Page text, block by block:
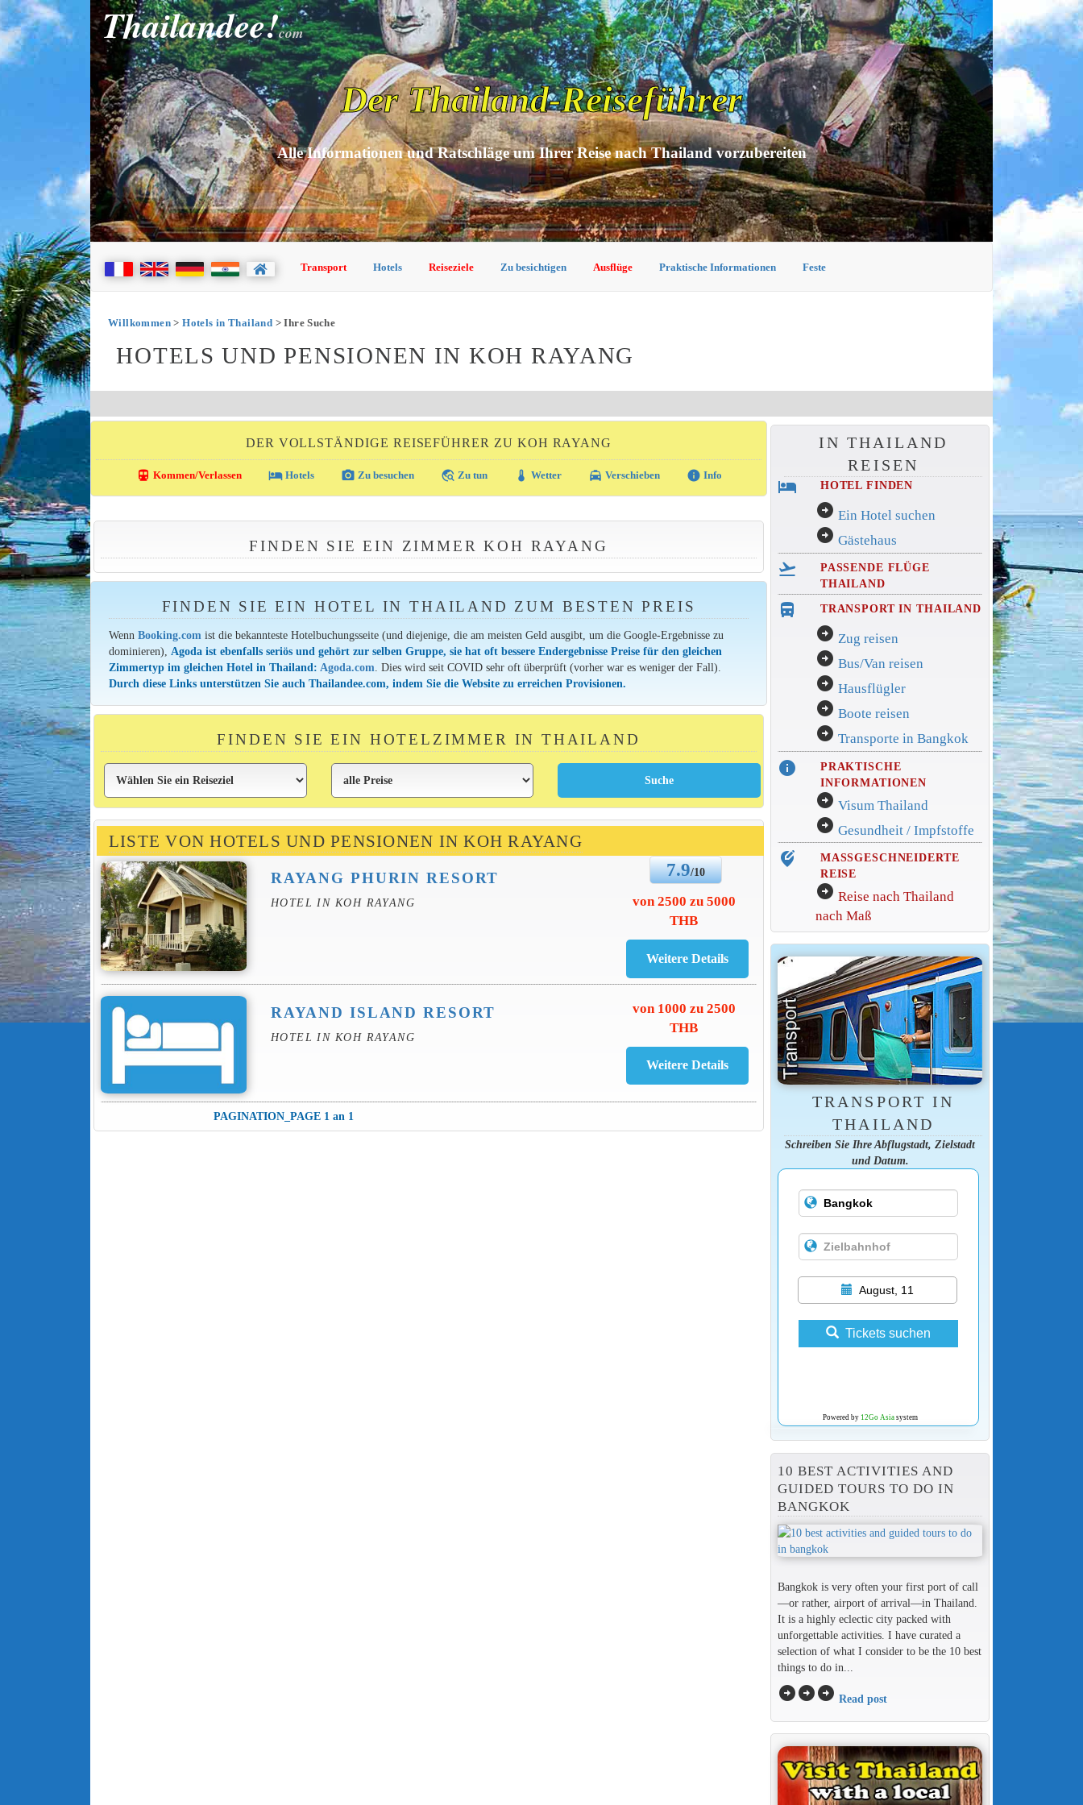
Thailandee!com
Der Thailand-Reiseführer
Alle Informationen und Ratschläge um Ihrer Reise nach Thailand vorzubereiten
Transport Hotels Reiseziele Zu besichtigen Ausflüge Praktische Informationen Feste
Willkommen>Hotels in Thailand > Ihre Suche
HOTELS UND PENSIONEN IN KOH RAYANG
DER VOLLSTÄNDIGE REISEFÜHRER ZU KOH RAYANG
directions_transit Kommen/Verlassen local_hotelHotels photo_camera Zu besuchen travel_explore Zu tun thermostat Wetter local_taxi Verschieben info Info
FINDEN SIE EIN ZIMMER KOH RAYANG
FINDEN SIE EIN HOTEL IN THAILAND ZUM BESTEN PREIS
WennBooking.comist die bekannteste Hotelbuchungsseite (und diejenige, die am meisten Geld ausgibt, um die Google-Ergebnisse zu
dominieren), Agoda ist ebenfalls seriös und gehört zur selben Gruppe, sie hat oft bessere Endergebnisse Preise für den gleichen
Zimmertyp im gleichen Hotel in Thailand: Agoda.com . Dies wird seit COVID sehr oft überprüft (vorher war es weniger der Fall).
Durch diese Links unterstützen Sie auch Thailandee.com, indem Sie die Website zu erreichen Provisionen.
FINDEN SIE EIN HOTELZIMMER IN THAILAND
LISTE VON HOTELS UND PENSIONEN IN KOH RAYANG
RAYANG PHURIN RESORT
HOTEL IN KOH RAYANG
7.9/10
von 2500 zu 5000
THB
RAYAND ISLAND RESORT
HOTEL IN KOH RAYANG
von 1000 zu 2500
THB
PAGINATION_PAGE 1 an 1
IN THAILAND
REISEN
hotel HOTEL FINDEN
arrow_circle_right Ein Hotel suchen
arrow_circle_right Gästehaus
flight_takeoff
PASSENDE FLÜGE
THAILAND
directions_bus_filled TRANSPORT IN THAILAND
arrow_circle_right Zug reisen
arrow_circle_right Bus/Van reisen
arrow_circle_right Hausflügler
arrow_circle_right Boote reisen
arrow_circle_right Transporte in Bangkok
info
PRAKTISCHE
INFORMATIONEN
arrow_circle_right Visum Thailand
arrow_circle_right Gesundheit / Impfstoffe
edit_location_alt
MASSGESCHNEIDERTE
REISE
arrow_circle_right Reise nach Thailand
nach Maß
TRANSPORT IN
THAILAND
Schreiben Sie Ihre Abflugstadt, Zielstadt
und Datum.
August, 11
Tickets suchen
Powered by 12Go Asiasystem
10 BEST ACTIVITIES AND
GUIDED TOURS TO DO IN
BANGKOK
Bangkok is very often your first port of call
—or rather, airport of arrival—in Thailand.
It is a highly eclectic city packed with
unforgettable activities. I have curated a
selection of what I consider to be the 10 best
things to do in...
arrow_circle_rightarrow_circle_rightarrow_circle_right Read post